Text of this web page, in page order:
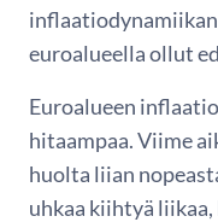
euroalueella ollut
Euroalueen
hitaampaa. Viime
huolta liian
uhkaa kiihtyä